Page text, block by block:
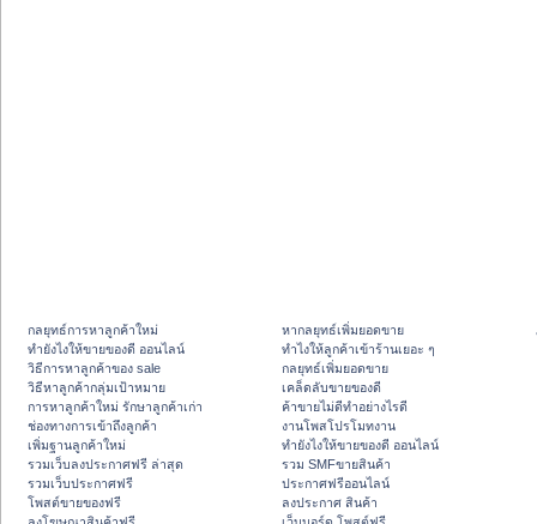
กลยุทธ์การหาลูกค้าใหม่
ทํายังไงให้ขายของดี ออนไลน์
วิธีการหาลูกค้าของ sale
วิธีหาลูกค้ากลุ่มเป้าหมาย
การหาลูกค้าใหม่ รักษาลูกค้าเก่า
ช่องทางการเข้าถึงลูกค้า
เพิ่มฐานลูกค้าใหม่
รวมเว็บลงประกาศฟรี ล่าสุด
รวมเว็บประกาศฟรี
โพสต์ขายของฟรี
หากลยุทธ์เพิ่มยอดขาย
ทําไงให้ลูกค้าเข้าร้านเยอะ ๆ
กลยุทธ์เพิ่มยอดขาย
เคล็ดลับขายของดี
ค้าขายไม่ดีทำอย่างไรดี
งานโพสโปรโมทงาน
ทํายังไงให้ขายของดี ออนไลน์
รวม SMFขายสินค้า
ประกาศฟรีออนไลน์
ลงประกาศ สินค้า